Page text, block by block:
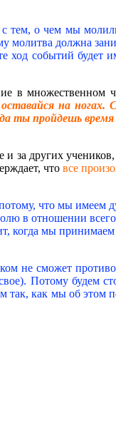
тем, о чем мы
молитва должна
ход событий
в
на ногах.
пройдешь
и за других
чтовсе
что мы имеем
в отношении
когда мы
не сможет
Потому будем
так, как мы об